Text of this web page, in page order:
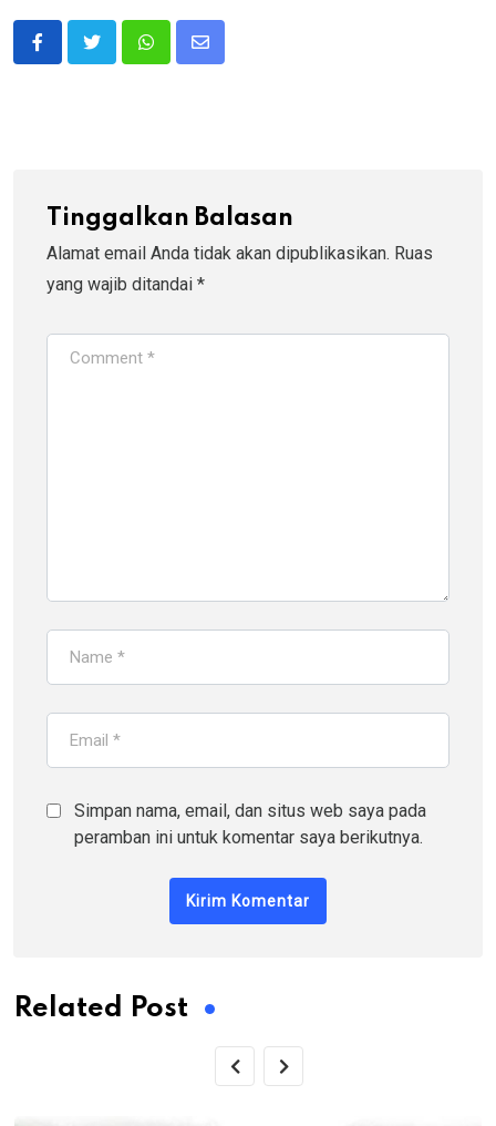
WhatsappShare
Tinggalkan Balasan
Alamat email Anda tidak akan dipublikasikan. Ruas
yang wajib ditandai *
Simpan nama, email, dan situs web saya pada
peramban ini untuk komentar saya berikutnya.
Related Post